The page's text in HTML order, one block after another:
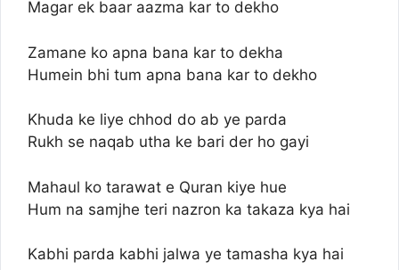
Magar ek baar aazma kar to dekho
Zamane ko apna bana kar to dekha
Humein bhi tum apna bana kar to dekho
Khuda ke liye chhod do ab ye parda
Rukh se naqab utha ke bari der ho gayi
Mahaul ko tarawat e Quran kiye hue
Hum na samjhe teri nazron ka takaza kya hai
Kabhi parda kabhi jalwa ye tamasha kya hai